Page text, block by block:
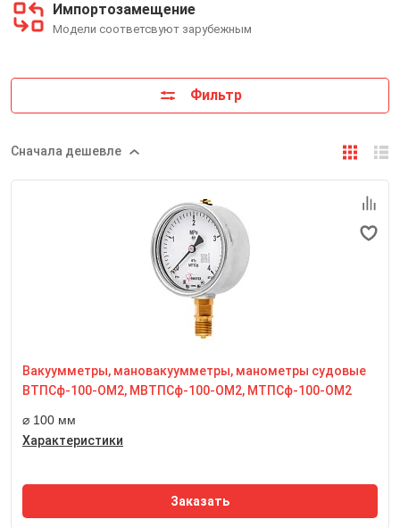
Импортозамещение
Модели соответсвуют зарубежным
Фильтр
Сначала дешевле
Вакуумметры, мановакуумметры, манометры судовые
ВТПСф-100-ОМ2, МВТПСф-100-ОМ2, МТПСф-100-ОМ2
⌀ 100 мм
Характеристики
Номинальный диаметр корпуса
Размер квадрата под ключ, мм
Заказать